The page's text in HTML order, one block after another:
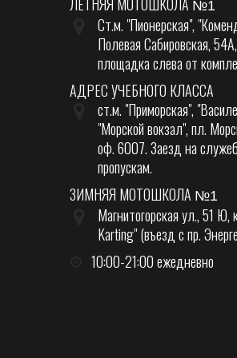
№1
Ст.м. "Пионерская",
Полевая Сабировская,
площадка слева от
АДРЕС УЧЕБНОГО КЛАССА
ст.м. "Приморская",
"Морской вокзал", пл.
оф. 6007. Заезд на
пропускам.
ЗИМНЯЯ МОТОШКОЛА №1
Магнитогорская ул., 51 Ю,
Karting" (въезд с пр.
10:00-21:00 ежедневно